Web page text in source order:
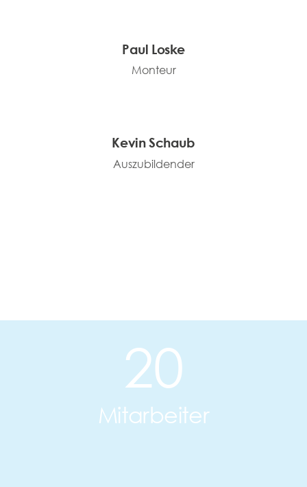
Paul Loske
Monteur
Kevin Schaub
Auszubildender
20
Mitarbeiter